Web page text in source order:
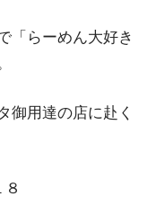
「らーめん大好き
御用達の店に赴く